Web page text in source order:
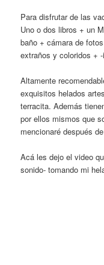
Para disfrutar de las
Uno o dos libros + un
baño + cámara de
extraños y coloridos +
Altamente
exquisitos helados
terracita. Además
por ellos mismos que
mencionaré después
Acá les dejo el video
sonido- tomando mi